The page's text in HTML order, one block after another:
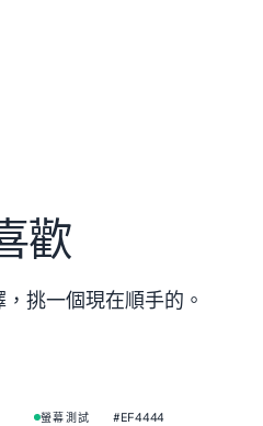
歡
挑一個現在順手的。
螢幕測試 #EF4444